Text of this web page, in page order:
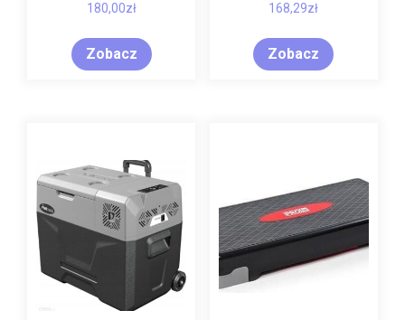
180,00zł
Zobacz
168,29zł
Zobacz